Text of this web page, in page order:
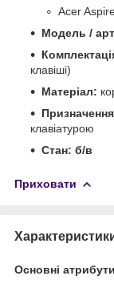
Acer
Модель /
клавіші)
Матеріал:
клавіатурою
Стан: б/в
Приховати
Основні атрибути